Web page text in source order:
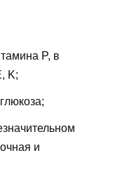
P, в
K;
и